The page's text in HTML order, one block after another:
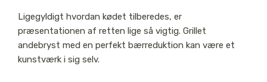
Ligegyldigt hvordan kødet tilberedes, er
præsentationen af retten lige så vigtig. Grillet
andebryst med en perfekt bærreduktion kan være et
kunstværk i sig selv.